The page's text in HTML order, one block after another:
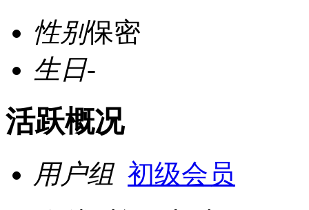
性别保密
生日-
活跃概况
用户组 初级会员